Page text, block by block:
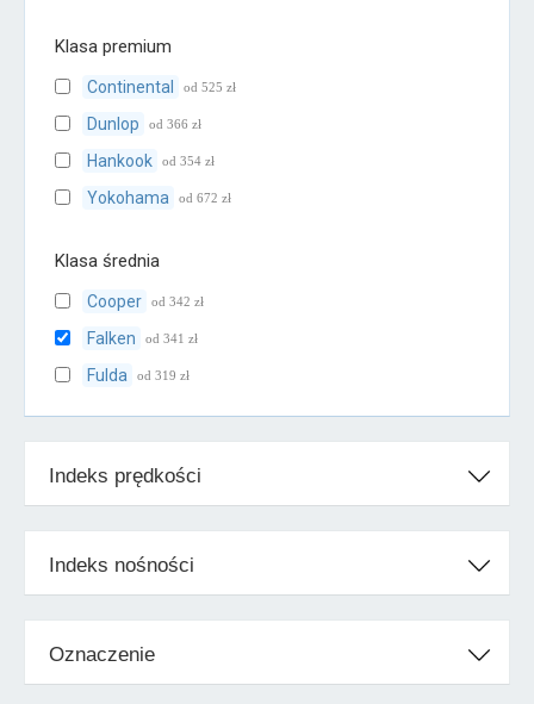
Klasa premium
Continental od 525 zł
Dunlop od 366 zł
Hankook od 354 zł
Yokohama od 672 zł
Klasa średnia
Cooper od 342 zł
Falken od 341 zł
Fulda od 319 zł
Kumho
Vredestein od 365 zł
Maxxis
Nexen
Petlas od 509 zł
Indeks prędkości
Indeks nośności
Oznaczenie